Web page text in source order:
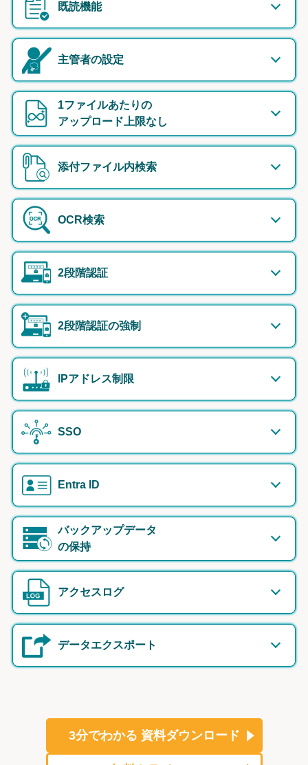
既読機能
主管者の設定
1ファイルあたりの
アップロード上限なし
添付ファイル内検索
OCR検索
2段階認証
2段階認証の強制
IPアドレス制限
SSO
Entra ID
バックアップデータ
の保持
アクセスログ
データエクスポート
3分でわかる 資料ダウンロード